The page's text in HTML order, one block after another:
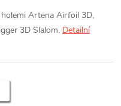
Artena Airfoil 3D,
3D Slalom. Detailní